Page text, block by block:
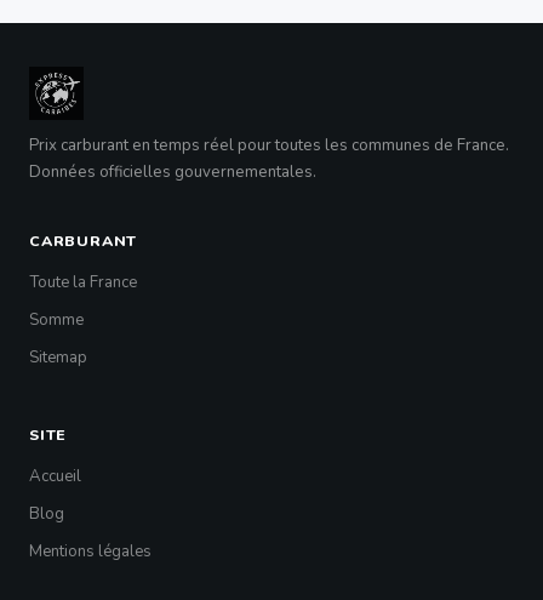
Prix carburant en temps réel pour toutes les communes de France.
Données officielles gouvernementales.
CARBURANT
Toute la France
Somme
Sitemap
SITE
Accueil
Blog
Mentions légales